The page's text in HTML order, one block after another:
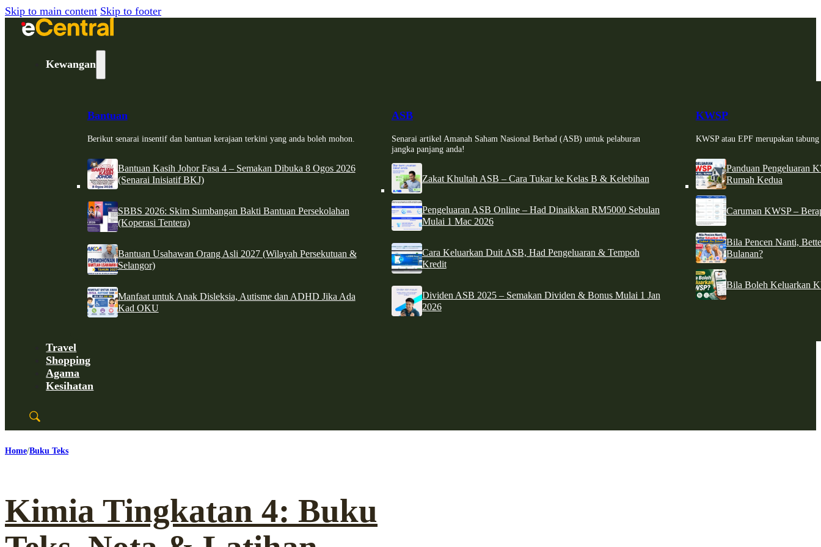
Skip to main content Skip to footer
Kewangan
Bantuan
Berikut senarai insentif dan bantuan kerajaan terkini yang anda boleh mohon.
Bantuan Kasih Johor Fasa 4 – Semakan Dibuka 8 Ogos 2026
(Senarai Inisiatif BKJ)
SBBS 2026: Skim Sumbangan Bakti Bantuan Persekolahan
(Koperasi Tentera)
Bantuan Usahawan Orang Asli 2027 (Wilayah Persekutuan &
Selangor)
Manfaat untuk Anak Disleksia, Autisme dan ADHD Jika Ada
Kad OKU
ASB
Senarai artikel Amanah Saham Nasional Berhad (ASB) untuk pelaburan
jangka panjang anda!
Zakat Khultah ASB – Cara Tukar ke Kelas B & Kelebihan
Pengeluaran ASB Online – Had Dinaikkan RM5000 Sebulan
Mulai 1 Mac 2026
Cara Keluarkan Duit ASB, Had Pengeluaran & Tempoh
Kredit
Dividen ASB 2025 – Semakan Dividen & Bonus Mulai 1 Jan
2026
KWSP
KWSP atau EPF merupakan
Panduan Pengeluaran
Rumah Kedua
Caruman KWSP –
Bila Pencen Nanti,
Bulanan?
Bila Boleh Keluarkan
Travel
Shopping
Agama
Kesihatan
Home Buku Teks
Kimia Tingkatan 4: Buku